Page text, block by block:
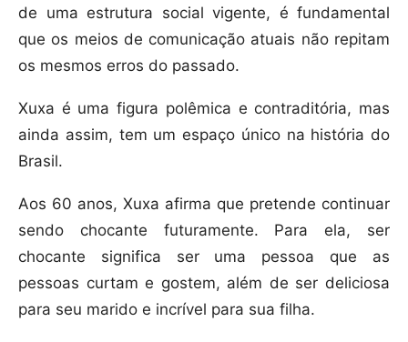
de uma estrutura social vigente, é fundamental
que os meios de comunicação atuais não repitam
os mesmos erros do passado.
Xuxa é uma figura polêmica e contraditória, mas
ainda assim, tem um espaço único na história do
Brasil.
Aos 60 anos, Xuxa afirma que pretende continuar
sendo chocante futuramente. Para ela, ser
chocante significa ser uma pessoa que as
pessoas curtam e gostem, além de ser deliciosa
para seu marido e incrível para sua filha.